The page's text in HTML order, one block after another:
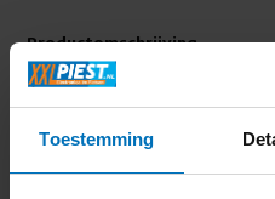
Toestemming
Productomschrijving
Specificaties
Delen